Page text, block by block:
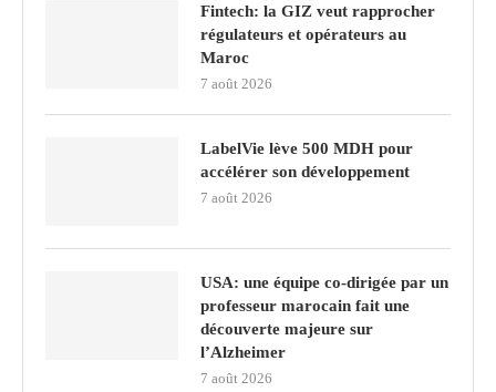
Fintech: la GIZ veut rapprocher
régulateurs et opérateurs au
Maroc
7 août 2026
LabelVie lève 500 MDH pour
accélérer son développement
7 août 2026
USA: une équipe co-dirigée par un
professeur marocain fait une
découverte majeure sur
l’Alzheimer
7 août 2026